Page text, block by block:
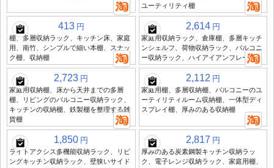
ユーティリティ棚
413 円
棚、多層収納ラック、キッチン床、家庭
用、南竹、シンプルで細い本棚、スナッ
ク棚、収納棚
2,614 円
家庭用収納ラック、倉庫棚、多層キッチ
ンシェルフ、荷物収納ラック、バルコニ
ー収納ラック、ハイアイアンフレーム
2,723 円
家庭用収納棚、床から天井までの多層
棚、リビングのバルコニー収納ラック、
キッチンの収納棚、鉄製棚を整理する雑
貨棚
2,112 円
家庭用棚、多層収納棚、バルコニーのユ
ーティリティルーム収納棚、一体型ディ
スプレイ棚、厚みのある収納棚
1,850 円
ライトアクシス多機能収納ラック、リビ
ングキッチン収納ラック、壁狭いサイド
2,817 円
厚みのある炭素鋼製キッチン収納ラッ
ク、電子レンジ収納ラック、家庭用棚、